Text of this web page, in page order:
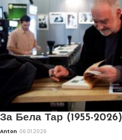
За Бела Тар (1955-2026)
Anton 06.01.2026